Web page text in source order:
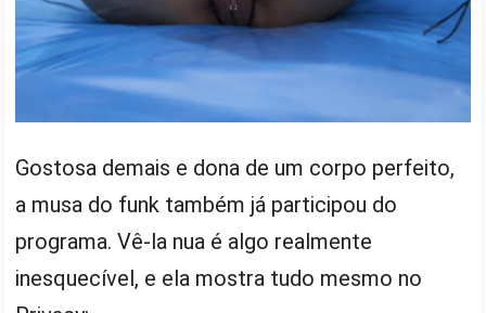
Gostosa demais e dona de um corpo perfeito,
a musa do funk também já participou do
programa. Vê-la nua é algo realmente
inesquecível, e ela mostra tudo mesmo no